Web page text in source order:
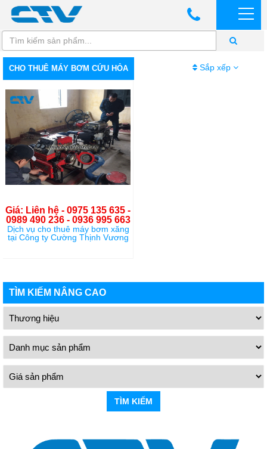
CHO THUÊ MÁY BƠM CỨU HỎA Sắp xếp
Giá: Liên hệ - 0975 135 635 -
0989 490 236 - 0936 995 663
Dịch vụ cho thuê máy bơm xăng
tại Công ty Cường Thịnh Vương
TÌM KIẾM NÂNG CAO
TÌM KIẾM